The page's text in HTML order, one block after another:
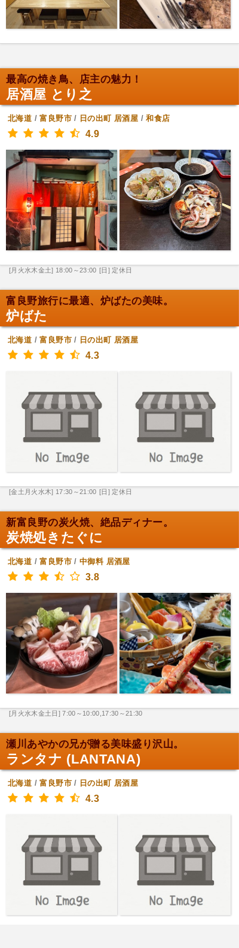
最高の焼き鳥、店主の魅力！
居酒屋 とり之
北海道 /富良野市/ 日の出町 居酒屋 /和食店
4.9
[月火水木金土] 18:00～23:00 [日] 定休日
富良野旅行に最適、炉ばたの美味。
炉ばた
北海道 /富良野市/ 日の出町 居酒屋
4.3
[金土月火水木] 17:30～21:00 [日] 定休日
新富良野の炭火焼、絶品ディナー。
炭焼処きたぐに
北海道 /富良野市/中御料 居酒屋
3.8
[月火水木金土日] 7:00～10:00,17:30～21:30
瀬川あやかの兄が贈る美味盛り沢山。
ランタナ (LANTANA)
北海道 /富良野市/ 日の出町 居酒屋
4.3